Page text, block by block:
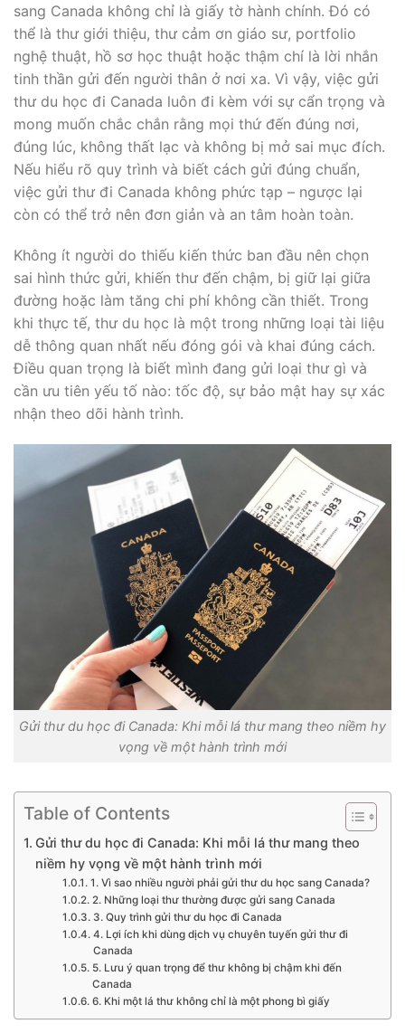
sang Canada không chỉ là giấy tờ hành chính. Đó có
thể là thư giới thiệu, thư cảm ơn giáo sư, portfolio
nghệ thuật, hồ sơ học thuật hoặc thậm chí là lời nhắn
tinh thần gửi đến người thân ở nơi xa. Vì vậy, việc gửi
thư du học đi Canada luôn đi kèm với sự cẩn trọng và
mong muốn chắc chắn rằng mọi thứ đến đúng nơi,
đúng lúc, không thất lạc và không bị mở sai mục đích.
Nếu hiểu rõ quy trình và biết cách gửi đúng chuẩn,
việc gửi thư đi Canada không phức tạp – ngược lại
còn có thể trở nên đơn giản và an tâm hoàn toàn.
Không ít người do thiếu kiến thức ban đầu nên chọn
sai hình thức gửi, khiến thư đến chậm, bị giữ lại giữa
đường hoặc làm tăng chi phí không cần thiết. Trong
khi thực tế, thư du học là một trong những loại tài liệu
dễ thông quan nhất nếu đóng gói và khai đúng cách.
Điều quan trọng là biết mình đang gửi loại thư gì và
cần ưu tiên yếu tố nào: tốc độ, sự bảo mật hay sự xác
nhận theo dõi hành trình.
Gửi thư du học đi Canada: Khi mỗi lá thư mang theo niềm hy
vọng về một hành trình mới
Table of Contents
Gửi thư du học đi Canada: Khi mỗi lá thư mang theo
niềm hy vọng về một hành trình mới
1. Vì sao nhiều người phải gửi thư du học sang Canada?
2. Những loại thư thường được gửi sang Canada
3. Quy trình gửi thư du học đi Canada
4. Lợi ích khi dùng dịch vụ chuyên tuyến gửi thư đi
Canada
5. Lưu ý quan trọng để thư không bị chậm khi đến
Canada
6. Khi một lá thư không chỉ là một phong bì giấy